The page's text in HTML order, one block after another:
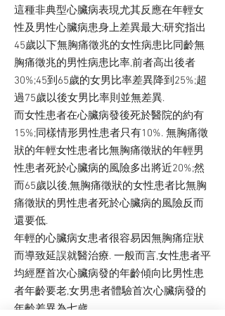
這種非典型心臟病表現尤其反應在年輕女
性及男性心臟病患身上差異最大;研究指出
45歲以下無胸痛徵兆的女性病患比同齡無
胸痛徵兆的男性病患比率,前者高出後者
30%;45到65歲的女男比率差異降到25%;超
過75歲以後女男比率則並無差異.
而女性患者在心臟病發後死於醫院的約有
15%;同樣情形男性患者只有10%. 無胸痛徵
狀的年輕女性患者比無胸痛徵狀的年輕男
性患者死於心臟病的風險多出將近20%;然
而65歲以後,無胸痛徵狀的女性患者比無胸
痛徵狀的男性患者死於心臟病的風險反而
還要低.
年輕的心臟病女患者很容易因無胸痛症狀
而導致延誤就醫治療. 一般而言,女性患者平
均經歷首次心臟病發的年齡傾向比男性患
者年齡要老,女男患者體驗首次心臟病發的
年齡差異為七歲.